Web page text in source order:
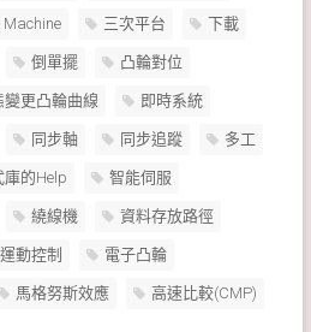
三次平台 下載
倒單擺 凸輪對位
變更凸輪曲線 即時系統
同步軸 同步追蹤 多工
庫的Help 智能伺服
繞線機 資料存放路徑
運動控制 電子凸輪
馬格努斯效應 高速比較(CMP)